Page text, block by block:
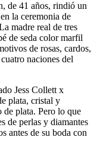
de 41 años, rindió un
la ceremonia de
madre real de tres
de seda color marfil
de rosas, cardos,
naciones del
Jess Collett x
plata, cristal y
de plata. Pero lo que
de perlas y diamantes
antes de su boda con